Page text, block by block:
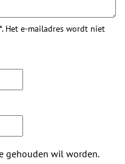
Het e-mailadres wordt niet
gehouden wil worden.